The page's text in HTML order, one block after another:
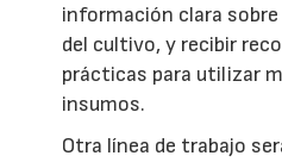
información clara
del cultivo, y recibir
prácticas para utilizar
insumos.
Otra línea de trabajo